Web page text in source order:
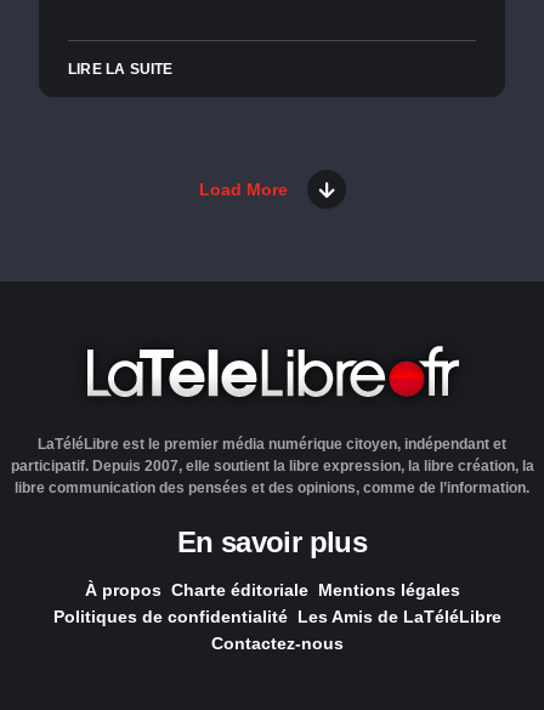
LIRE LA SUITE
Load More
LaTéléLibre est le premier média numérique citoyen, indépendant et
participatif. Depuis 2007, elle soutient la libre expression, la libre création, la
libre communication des pensées et des opinions, comme de l’information.
En savoir plus
À propos Charte éditoriale Mentions légales
Politiques de confidentialité Les Amis de LaTéléLibre
Contactez-nous